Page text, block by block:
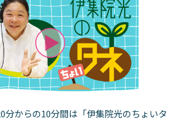
分からの10分間は「伊集院光のちょいタ